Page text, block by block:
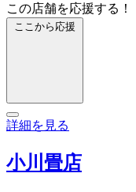
この店舗を応援する！
ここから応援
詳細を見る
小川畳店